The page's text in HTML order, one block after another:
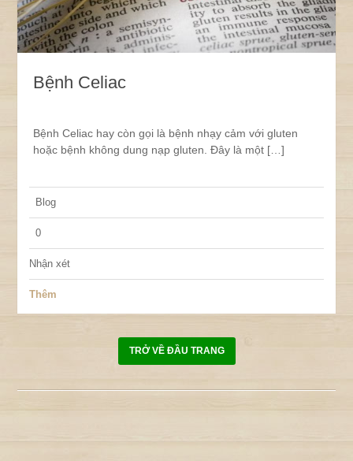
Bệnh Celiac
Bệnh Celiac hay còn gọi là bệnh nhạy cảm với gluten
hoặc bệnh không dung nạp gluten. Đây là một […]
Blog
0
Nhận xét
Thêm
TRỞ VỀ ĐẦU TRANG